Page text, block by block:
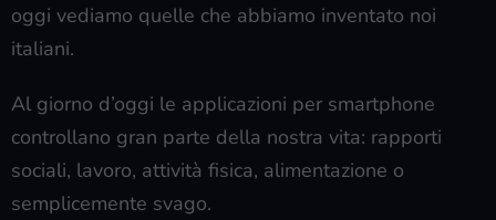
oggi vediamo quelle che abbiamo inventato noi
italiani.
Al giorno d’oggi le applicazioni per smartphone
controllano gran parte della nostra vita: rapporti
sociali, lavoro, attività fisica, alimentazione o
semplicemente svago.